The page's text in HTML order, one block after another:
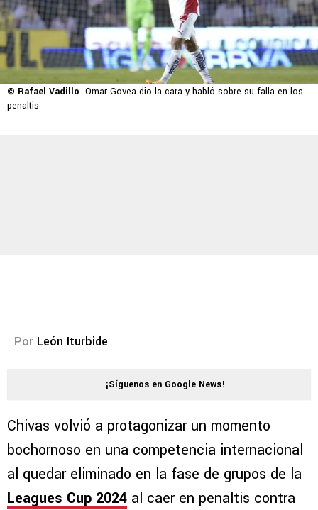
© Rafael Vadillo Omar Govea dio la cara y habló sobre su falla en los
penaltis
Por León Iturbide
¡Síguenos en Google News!
Chivas volvió a protagonizar un momento
bochornoso en una competencia internacional
al quedar eliminado en la fase de grupos de la
Leagues Cup 2024 al caer en penaltis contra